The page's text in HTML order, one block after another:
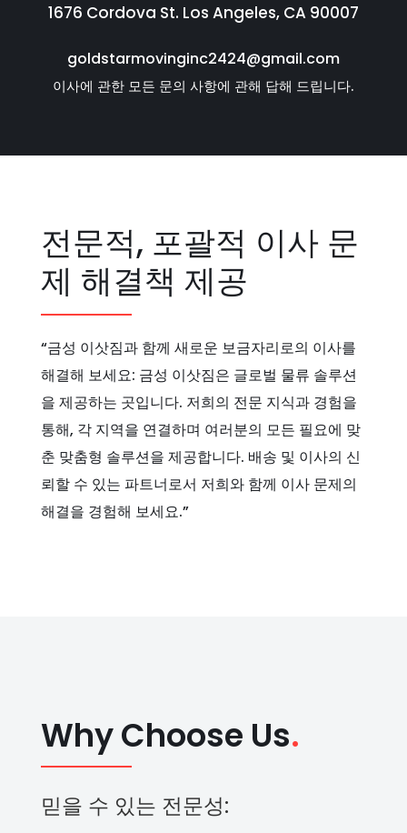
1676 Cordova St. Los Angeles, CA 90007
goldstarmovinginc2424@gmail.com
이사에 관한 모든 문의 사항에 관해 답해 드립니다.
전문적, 포괄적 이사 문
제 해결책 제공
“금성 이삿짐과 함께 새로운 보금자리로의 이사를
해결해 보세요: 금성 이삿짐은 글로벌 물류 솔루션
을 제공하는 곳입니다. 저희의 전문 지식과 경험을
통해, 각 지역을 연결하며 여러분의 모든 필요에 맞
춘 맞춤형 솔루션을 제공합니다. 배송 및 이사의 신
뢰할 수 있는 파트너로서 저희와 함께 이사 문제의
해결을 경험해 보세요.”
Why Choose Us.
믿을 수 있는 전문성: